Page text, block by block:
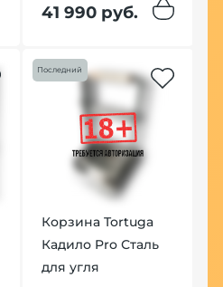
41 990 руб.
Последний
Корзина Tortuga
Кадило Pro Сталь
для угля